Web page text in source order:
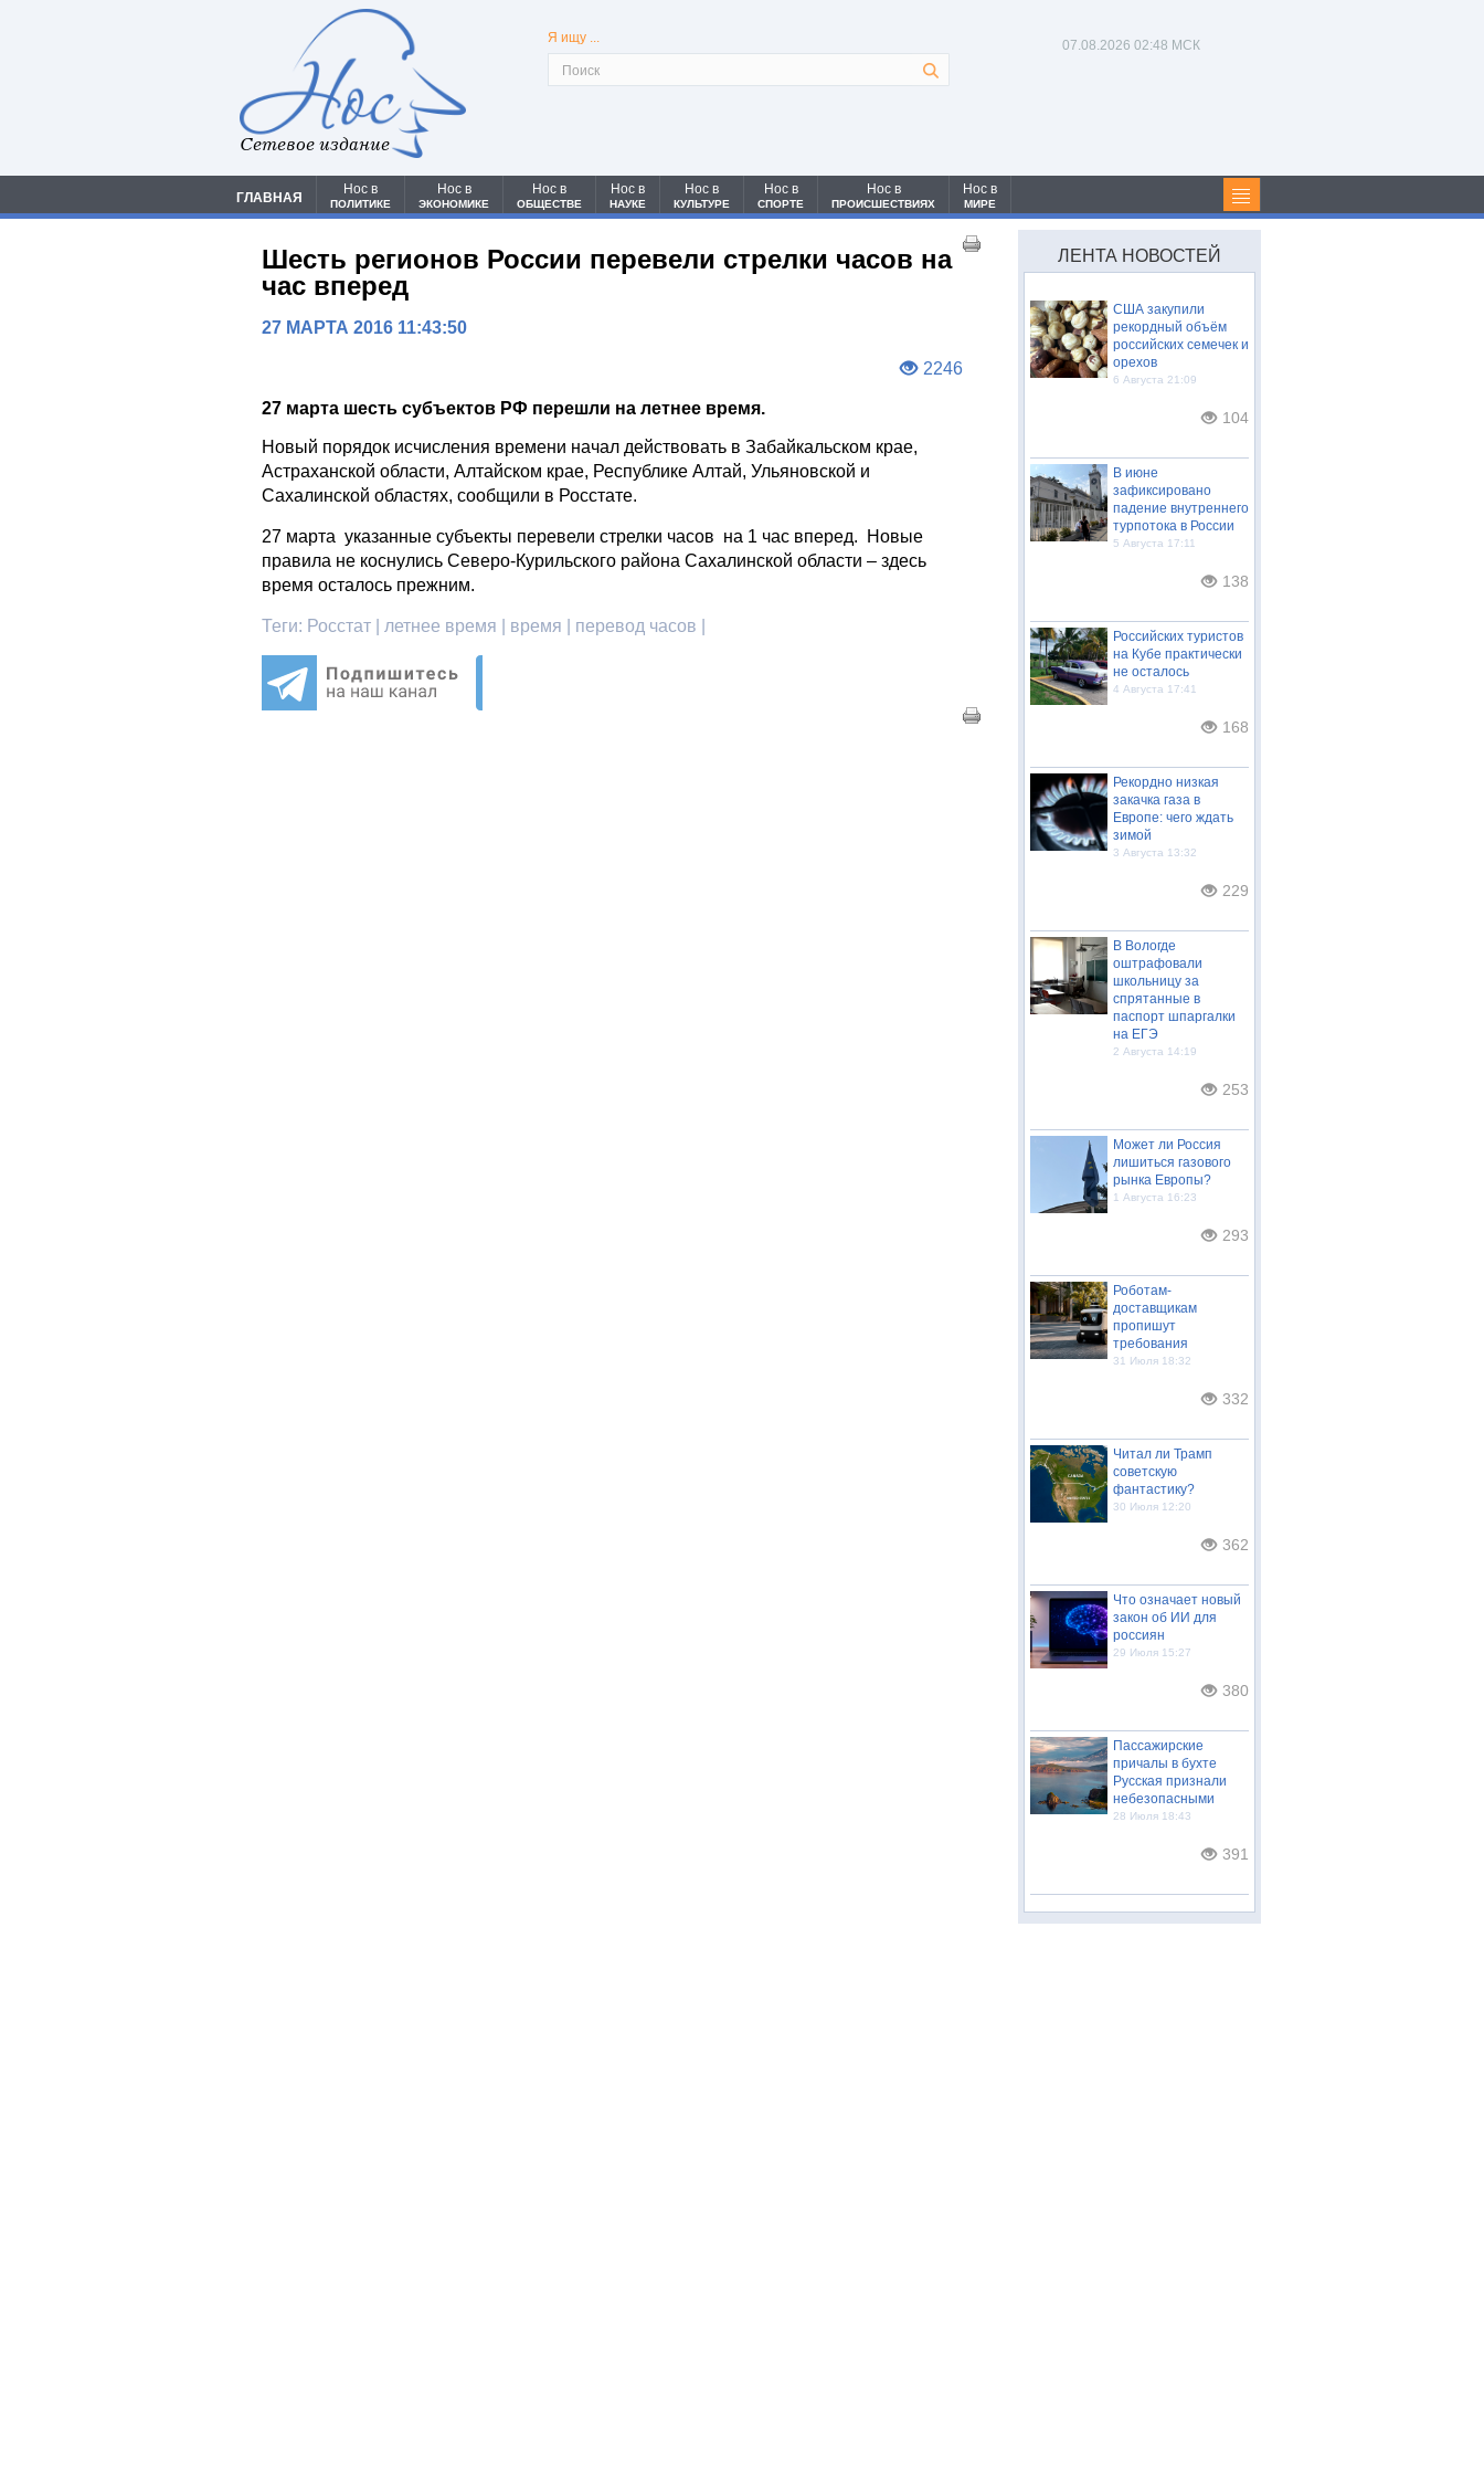
Сетевое издание
Я ищу ... 07.08.2026 02:48 МСК
ГЛАВНАЯ
Нос в
ПОЛИТИКЕ
Нос в
ЭКОНОМИКЕ
Нос в
ОБЩЕСТВЕ
Нос в
НАУКЕ
Нос в
КУЛЬТУРЕ
Нос в
СПОРТЕ
Нос в
ПРОИСШЕСТВИЯХ
Нос в
МИРЕ
Шесть регионов России перевели стрелки часов на
час вперед
27 МАРТА 2016 11:43:50
2246
27 марта шесть субъектов РФ перешли на летнее время.
Новый порядок исчисления времени начал действовать в Забайкальском крае,
Астраханской области, Алтайском крае, Республике Алтай, Ульяновской и
Сахалинской областях, сообщили в Росстате.
27 марта указанные субъекты перевели стрелки часов на 1 час вперед. Новые
правила не коснулись Северо-Курильского района Сахалинской области – здесь
время осталось прежним.
Теги: Росстат | летнее время | время | перевод часов |
ЛЕНТА НОВОСТЕЙ
США закупили
рекордный объём
российских семечек и
орехов
6 Августа 21:09
104
В июне
зафиксировано
падение внутреннего
турпотока в России
5 Августа 17:11
138
Российских туристов
на Кубе практически
не осталось
4 Августа 17:41
168
Рекордно низкая
закачка газа в
Европе: чего ждать
зимой
3 Августа 13:32
229
В Вологде
оштрафовали
школьницу за
спрятанные в
паспорт шпаргалки
на ЕГЭ
2 Августа 14:19
253
Может ли Россия
лишиться газового
рынка Европы?
1 Августа 16:23
293
Роботам-
доставщикам
пропишут
требования
31 Июля 18:32
332
Читал ли Трамп
советскую
фантастику?
30 Июля 12:20
362
Что означает новый
закон об ИИ для
россиян
29 Июля 15:27
380
Пассажирские
причалы в бухте
Русская признали
небезопасными
28 Июля 18:43
391